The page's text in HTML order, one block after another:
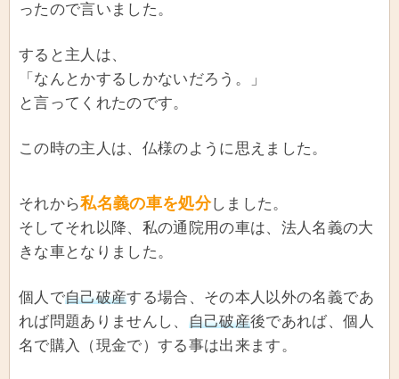
ったので言いました。
すると主人は、
「なんとかするしかないだろう。」
と言ってくれたのです。
この時の主人は、仏様のように思えました。
それから私名義の車を処分しました。
そしてそれ以降、私の通院用の車は、法人名義の大
きな車となりました。
個人で自己破産する場合、その本人以外の名義であ
れば問題ありませんし、 自己破産後であれば、個人
名で購入（現金で）する事は出来ます。